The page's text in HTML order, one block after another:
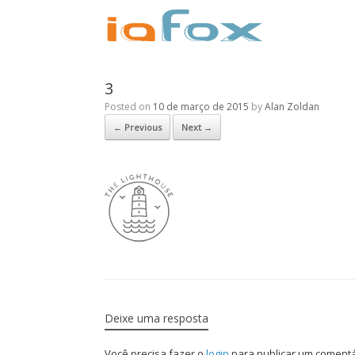
3
Posted on 10 de março de 2015 byAlan Zoldan
← Previous Next →
Deixe uma resposta